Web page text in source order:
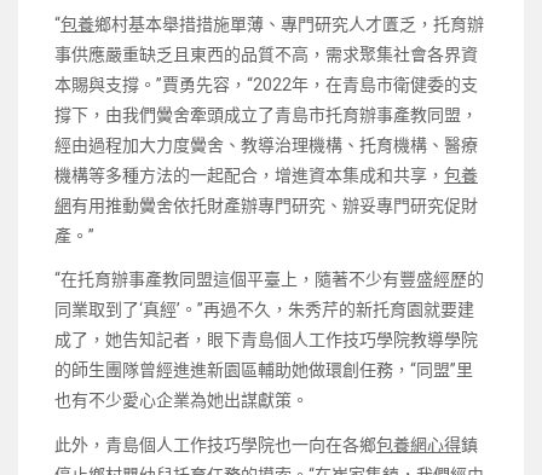
“包養鄉村基本舉措措施單薄、專門研究人才匱乏，托育辦
事供應嚴重缺乏且東西的品質不高，需求聚集社會各界資
本賜與支撐。”賈勇先容，“2022年，在青島市衛健委的支
撐下，由我們黌舍牽頭成立了青島市托育辦事產教同盟，
經由過程加大力度黌舍、教導治理機構、托育機構、醫療
機構等多種方法的一起配合，增進資本集成和共享， 包養
網有用推動黌舍依托財產辦專門研究、辦妥專門研究促財
產。”
“在托育辦事產教同盟這個平臺上，隨著不少有豐盛經歷的
同業取到了‘真經’。”再過不久，朱秀芹的新托育園就要建
成了，她告知記者，眼下青島個人工作技巧學院教導學院
的師生團隊曾經進進新園區輔助她做環創任務，“同盟”里
也有不少愛心企業為她出謀獻策。
此外，青島個人工作技巧學院也一向在各鄉包養網心得鎮